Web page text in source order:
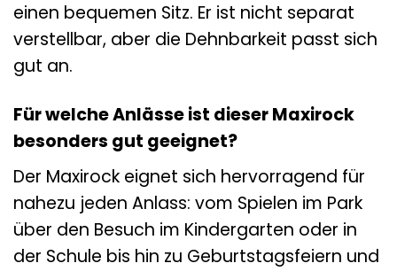
einen bequemen Sitz. Er ist nicht separat
verstellbar, aber die Dehnbarkeit passt sich
gut an.
Für welche Anlässe ist dieser Maxirock
besonders gut geeignet?
Der Maxirock eignet sich hervorragend für
nahezu jeden Anlass: vom Spielen im Park
über den Besuch im Kindergarten oder in
der Schule bis hin zu Geburtstagsfeiern und